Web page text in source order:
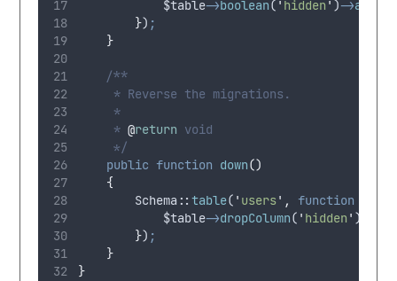
$table->boolean( ' hidden ' )->after
}) ;
}
/**
     * Reverse the migrations.
     *
     *
@return void
     */
public function down()
{
        Schema
: :table( ' users' , function
$table->dropColumn( ' hidden ' )
}) ;
}
}